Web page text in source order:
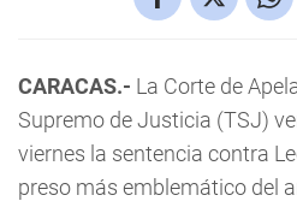
CARACAS.- La Corte de
Supremo de Justicia (TSJ)
viernes la sentencia contra
preso más emblemático del